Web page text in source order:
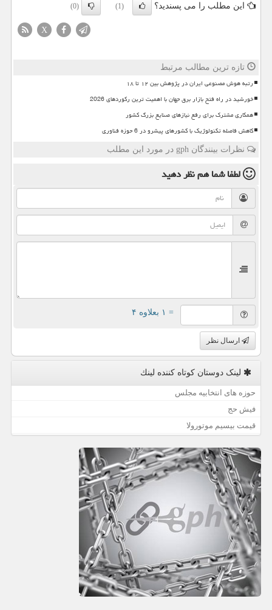
این مطلب را می پسندید؟ (1)
(0)
X
تازه ترین مطالب مرتبط
رتبه هوش مصنوعی ایران در پژوهش بین ۱۲ تا ۱۸
خورشید در راه فتح بازار برق جهان با اهمیت ترین رکوردهای 2026
همکاری مشترک برای رفع نیازهای صنایع بزرگ کشور
کاهش فاصله تکنولوژیک با کشورهای پیشرو در 6 حوزه فناوری
نظرات بینندگان gph در مورد این مطلب
لطفا شما همنظر دهید
= ۱ بعلاوه ۴
ارسال نظر
لینک دوستان كوتاه كننده لینك
حوزه های انتخابیه مجلس
فیش حج
قیمت بیسیم موتورولا